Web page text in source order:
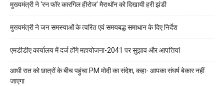
मुख्यमंत्री ने ‘रन फॉर कारगिल हीरोज’ मैराथॉन को दिखायी हरी झंडी
मुख्यमंत्री ने जन समस्याओं के त्वरित एवं समयबद्ध समाधान के दिए निर्देश
एमडीडीए कार्यालय में दर्ज होंगे महायोजना-2041 पर सुझाव और आपत्तियां
आधी रात को छात्रों के बीच पहुंचा PM मोदी का संदेश, कहा- आपका संघर्ष बेकार नहीं
जाएगा